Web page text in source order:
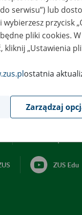
ZUS Edu
serwisu”) lub
wybierzesz przycisk
pliki cookies.
„Ustawienia
ostatnia
Zarządzaj